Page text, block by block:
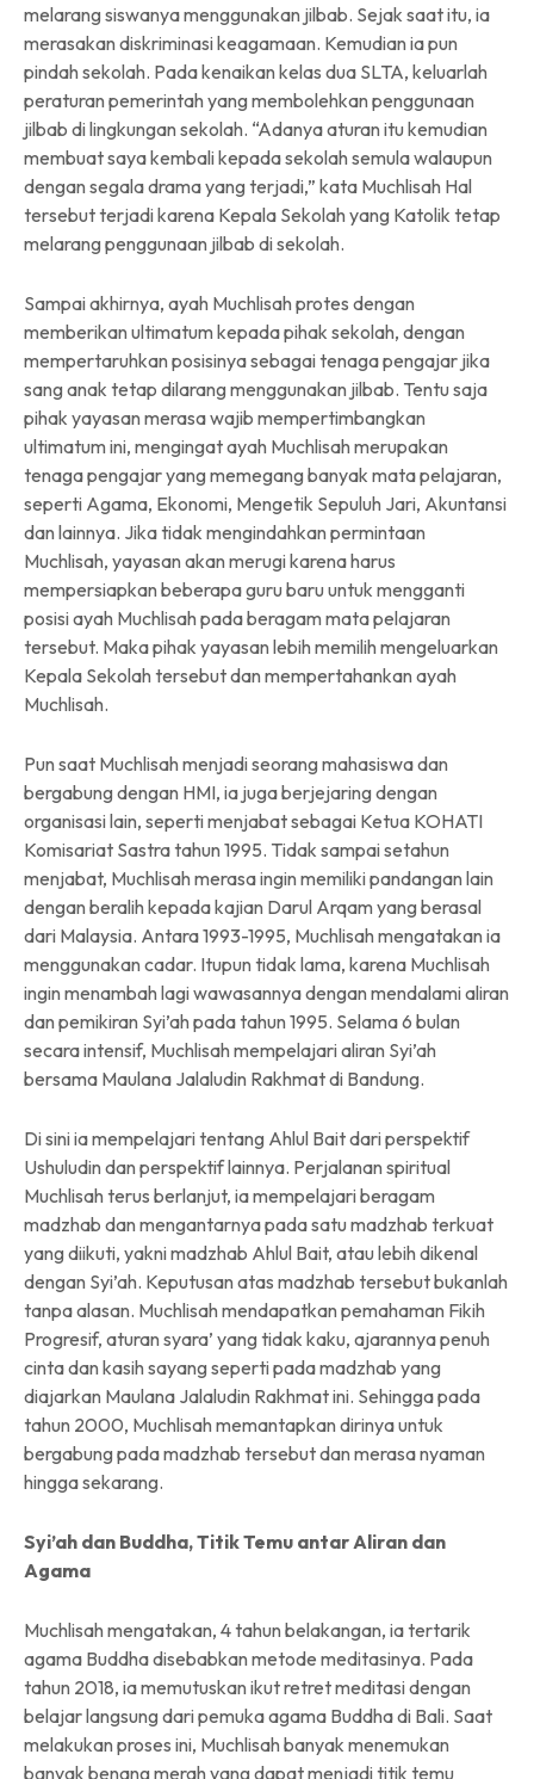
melarang siswanya menggunakan jilbab. Sejak saat itu, ia
merasakan diskriminasi keagamaan. Kemudian ia pun
pindah sekolah. Pada kenaikan kelas dua SLTA, keluarlah
peraturan pemerintah yang membolehkan penggunaan
jilbab di lingkungan sekolah. “Adanya aturan itu kemudian
membuat saya kembali kepada sekolah semula walaupun
dengan segala drama yang terjadi,” kata Muchlisah Hal
tersebut terjadi karena Kepala Sekolah yang Katolik tetap
melarang penggunaan jilbab di sekolah.
Sampai akhirnya, ayah Muchlisah protes dengan
memberikan ultimatum kepada pihak sekolah, dengan
mempertaruhkan posisinya sebagai tenaga pengajar jika
sang anak tetap dilarang menggunakan jilbab. Tentu saja
pihak yayasan merasa wajib mempertimbangkan
ultimatum ini, mengingat ayah Muchlisah merupakan
tenaga pengajar yang memegang banyak mata pelajaran,
seperti Agama, Ekonomi, Mengetik Sepuluh Jari, Akuntansi
dan lainnya. Jika tidak mengindahkan permintaan
Muchlisah, yayasan akan merugi karena harus
mempersiapkan beberapa guru baru untuk mengganti
posisi ayah Muchlisah pada beragam mata pelajaran
tersebut. Maka pihak yayasan lebih memilih mengeluarkan
Kepala Sekolah tersebut dan mempertahankan ayah
Muchlisah.
Pun saat Muchlisah menjadi seorang mahasiswa dan
bergabung dengan HMI, ia juga berjejaring dengan
organisasi lain, seperti menjabat sebagai Ketua KOHATI
Komisariat Sastra tahun 1995. Tidak sampai setahun
menjabat, Muchlisah merasa ingin memiliki pandangan lain
dengan beralih kepada kajian Darul Arqam yang berasal
dari Malaysia. Antara 1993-1995, Muchlisah mengatakan ia
menggunakan cadar. Itupun tidak lama, karena Muchlisah
ingin menambah lagi wawasannya dengan mendalami aliran
dan pemikiran Syi’ah pada tahun 1995. Selama 6 bulan
secara intensif, Muchlisah mempelajari aliran Syi’ah
bersama Maulana Jalaludin Rakhmat di Bandung.
Di sini ia mempelajari tentang Ahlul Bait dari perspektif
Ushuludin dan perspektif lainnya. Perjalanan spiritual
Muchlisah terus berlanjut, ia mempelajari beragam
madzhab dan mengantarnya pada satu madzhab terkuat
yang diikuti, yakni madzhab Ahlul Bait, atau lebih dikenal
dengan Syi’ah. Keputusan atas madzhab tersebut bukanlah
tanpa alasan. Muchlisah mendapatkan pemahaman Fikih
Progresif, aturan syara’ yang tidak kaku, ajarannya penuh
cinta dan kasih sayang seperti pada madzhab yang
diajarkan Maulana Jalaludin Rakhmat ini. Sehingga pada
tahun 2000, Muchlisah memantapkan dirinya untuk
bergabung pada madzhab tersebut dan merasa nyaman
hingga sekarang.
Syi’ah dan Buddha, Titik Temu antar Aliran dan
Agama
Muchlisah mengatakan, 4 tahun belakangan, ia tertarik
agama Buddha disebabkan metode meditasinya. Pada
tahun 2018, ia memutuskan ikut retret meditasi dengan
belajar langsung dari pemuka agama Buddha di Bali. Saat
melakukan proses ini, Muchlisah banyak menemukan
banyak benang merah yang dapat menjadi titik temu